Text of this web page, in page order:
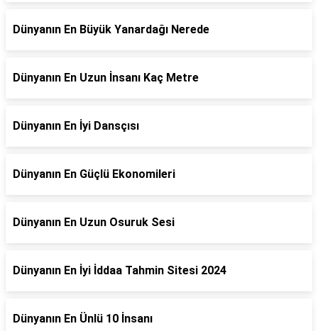
Dünyanın En Büyük Yanardağı Nerede
Dünyanın En Uzun İnsanı Kaç Metre
Dünyanın En İyi Dansçısı
Dünyanın En Güçlü Ekonomileri
Dünyanın En Uzun Osuruk Sesi
Dünyanın En İyi İddaa Tahmin Sitesi 2024
Dünyanın En Ünlü 10 İnsanı